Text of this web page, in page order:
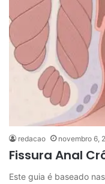
redacao novembro 6,
Fissura Anal
Este guia é baseado